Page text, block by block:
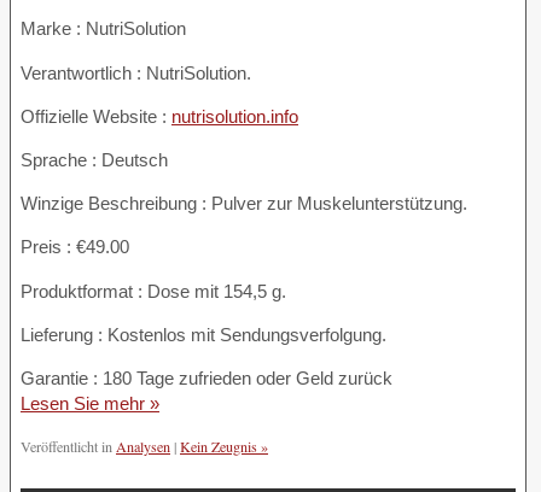
Marke : NutriSolution
Verantwortlich : NutriSolution.
Offizielle Website : nutrisolution.info
Sprache : Deutsch
Winzige Beschreibung : Pulver zur Muskelunterstützung.
Preis : €49.00
Produktformat : Dose mit 154,5 g.
Lieferung : Kostenlos mit Sendungsverfolgung.
Garantie : 180 Tage zufrieden oder Geld zurück
Lesen Sie mehr »
Veröffentlicht in Analysen|Kein Zeugnis »